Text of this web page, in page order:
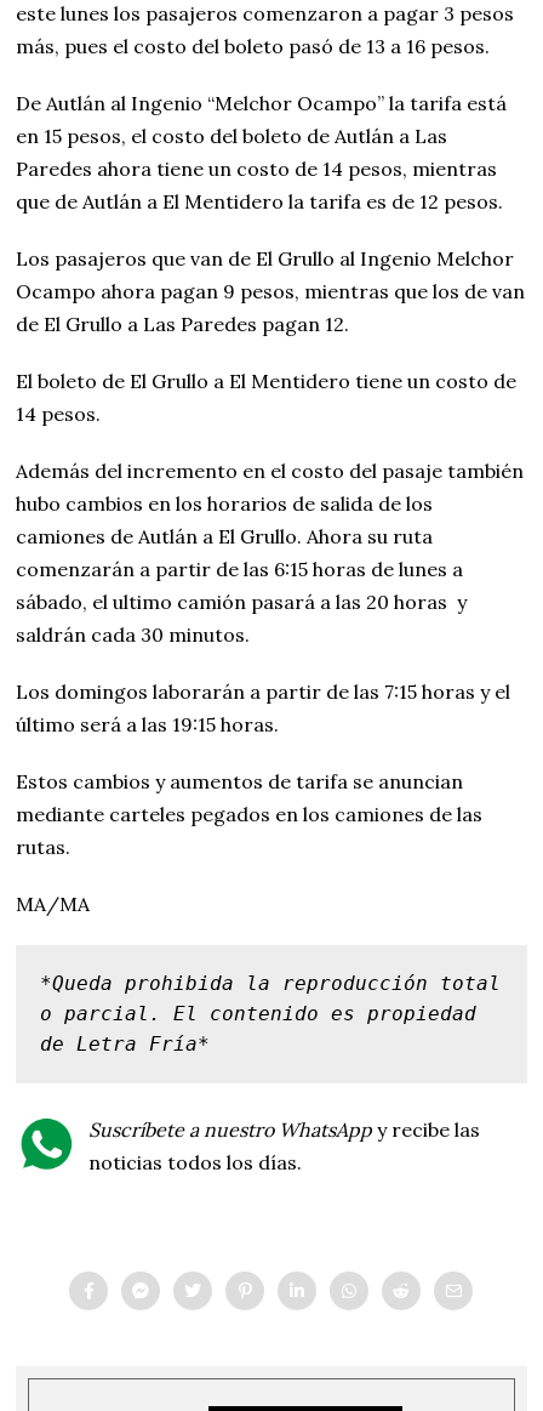
este lunes los pasajeros comenzaron a pagar 3 pesos
más, pues el costo del boleto pasó de 13 a 16 pesos.
De Autlán al Ingenio “Melchor Ocampo” la tarifa está
en 15 pesos, el costo del boleto de Autlán a Las
Paredes ahora tiene un costo de 14 pesos, mientras
que de Autlán a El Mentidero la tarifa es de 12 pesos.
Los pasajeros que van de El Grullo al Ingenio Melchor
Ocampo ahora pagan 9 pesos, mientras que los de van
de El Grullo a Las Paredes pagan 12.
El boleto de El Grullo a El Mentidero tiene un costo de
14 pesos.
Además del incremento en el costo del pasaje también
hubo cambios en los horarios de salida de los
camiones de Autlán a El Grullo. Ahora su ruta
comenzarán a partir de las 6:15 horas de lunes a
sábado, el ultimo camión pasará a las 20 horas y
saldrán cada 30 minutos.
Los domingos laborarán a partir de las 7:15 horas y el
último será a las 19:15 horas.
Estos cambios y aumentos de tarifa se anuncian
mediante carteles pegados en los camiones de las
rutas.
MA/MA
*Queda prohibida la reproducción total
o parcial. El contenido es propiedad
de Letra Fría*
Suscríbete a nuestro WhatsApp y recibe las
noticias todos los días.